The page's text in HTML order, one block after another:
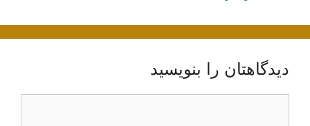
دیدگاهتان را بنویسید